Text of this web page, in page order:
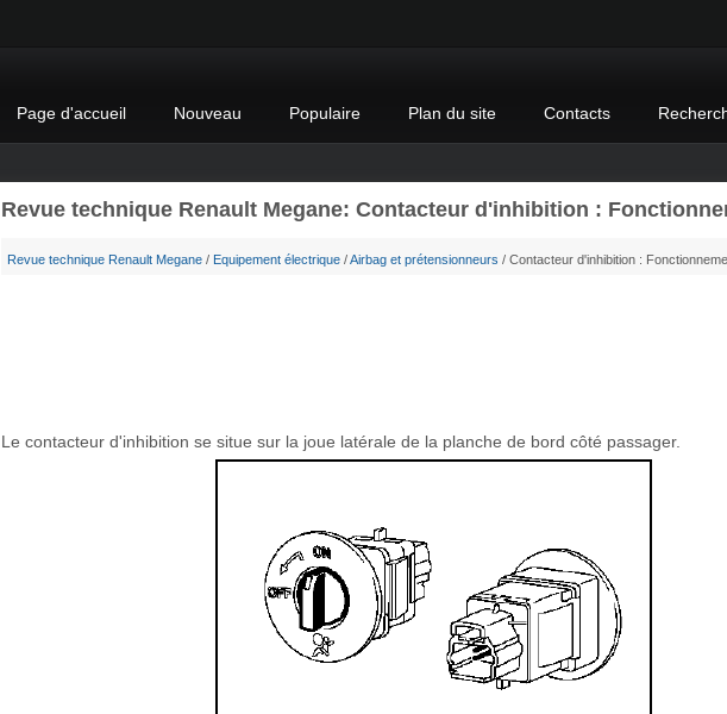
Page d'accueil Nouveau Populaire Plan du site Contacts
Revue technique Renault Megane: Contacteur d'inhibition :
Revue technique Renault Megane/ Equipement électrique/Airbag et prétensionneurs / Contacteur d'inhibition :
Le contacteur d'inhibition se situe sur la joue latérale de la planche de bord côté passager.